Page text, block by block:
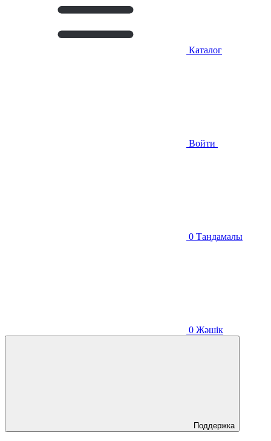
Каталог
Войти
0 Таңдамалы
0 Жәшік
Поддержка